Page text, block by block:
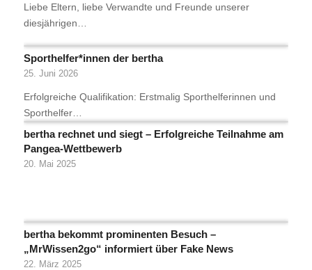
Liebe Eltern, liebe Verwandte und Freunde unserer
diesjährigen…
Sporthelfer*innen der bertha
25. Juni 2026
Erfolgreiche Qualifikation: Erstmalig Sporthelferinnen und
Sporthelfer…
bertha rechnet und siegt – Erfolgreiche Teilnahme am
Pangea-Wettbewerb
20. Mai 2025
bertha bekommt prominenten Besuch –
„MrWissen2go“ informiert über Fake News
22. März 2025